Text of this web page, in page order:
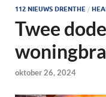
112 NIEUWS DRENTHE /
Twee
oktober 26, 2024